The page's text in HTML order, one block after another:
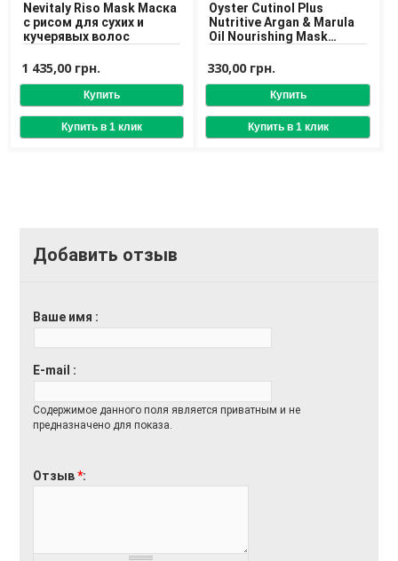
Nevitaly Riso Mask Маска
с рисом для сухих и
кучерявых волос
1 435,00 грн.
Oyster Cutinol Plus
Nutritive Argan & Marula
Oil Nourishing Mask
волос
330,00 грн.
Добавить отзыв
Ваше имя
E-mail
Содержимое данного поля является приватным и не
предназначено для показа.
Отзыв*